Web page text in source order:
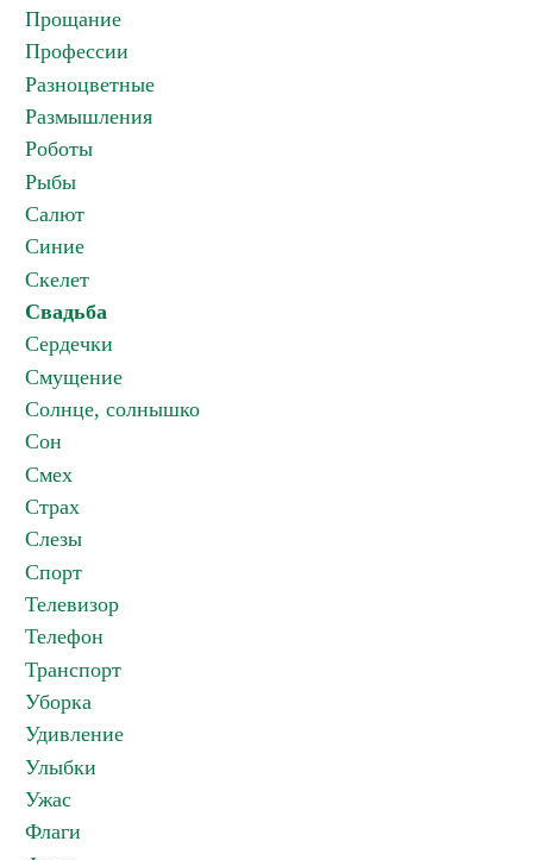
Прощание
Профессии
Разноцветные
Размышления
Роботы
Рыбы
Салют
Синие
Скелет
Свадьба
Сердечки
Смущение
Солнце, солнышко
Сон
Смех
Страх
Слезы
Спорт
Телевизор
Телефон
Транспорт
Уборка
Удивление
Улыбки
Ужас
Флаги